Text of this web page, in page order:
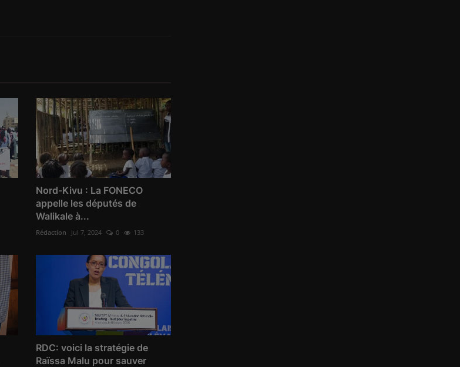
Nord-Kivu : La FONECO
appelle les députés de
Walikale à...
Rédaction Jul 7, 2024 0 133
RDC: voici la stratégie de
Raïssa Malu pour sauver